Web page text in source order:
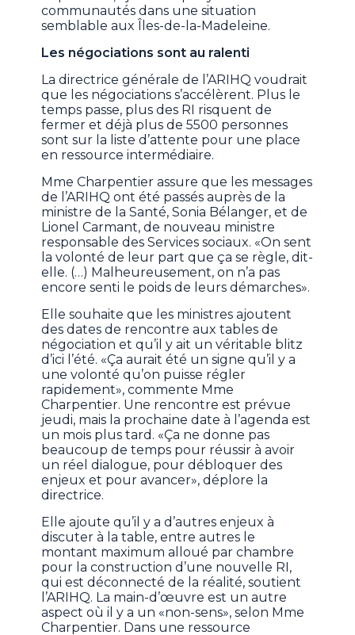
communautés dans une situation
semblable aux Îles-de-la-Madeleine.
Les négociations sont au ralenti
La directrice générale de l’ARIHQ voudrait
que les négociations s’accélèrent. Plus le
temps passe, plus des RI risquent de
fermer et déjà plus de 5500 personnes
sont sur la liste d’attente pour une place
en ressource intermédiaire.
Mme Charpentier assure que les messages
de l’ARIHQ ont été passés auprès de la
ministre de la Santé, Sonia Bélanger, et de
Lionel Carmant, de nouveau ministre
responsable des Services sociaux. «On sent
la volonté de leur part que ça se règle, dit-
elle. (…) Malheureusement, on n’a pas
encore senti le poids de leurs démarches».
Elle souhaite que les ministres ajoutent
des dates de rencontre aux tables de
négociation et qu’il y ait un véritable blitz
d’ici l’été. «Ça aurait été un signe qu’il y a
une volonté qu’on puisse régler
rapidement», commente Mme
Charpentier. Une rencontre est prévue
jeudi, mais la prochaine date à l’agenda est
un mois plus tard. «Ça ne donne pas
beaucoup de temps pour réussir à avoir
un réel dialogue, pour débloquer des
enjeux et pour avancer», déplore la
directrice.
Elle ajoute qu’il y a d’autres enjeux à
discuter à la table, entre autres le
montant maximum alloué par chambre
pour la construction d’une nouvelle RI,
qui est déconnecté de la réalité, soutient
l’ARIHQ. La main-d’œuvre est un autre
aspect où il y a un «non-sens», selon Mme
Charpentier. Dans une ressource